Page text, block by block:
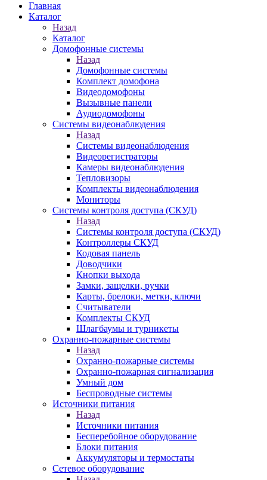
Главная
Каталог
Назад
Каталог
Домофонные системы
Назад
Домофонные системы
Комплект домофона
Видеодомофоны
Вызывные панели
Аудиодомофоны
Системы видеонаблюдения
Назад
Системы видеонаблюдения
Видеорегистраторы
Камеры видеонаблюдения
Тепловизоры
Комплекты видеонаблюдения
Мониторы
Системы контроля доступа (СКУД)
Назад
Системы контроля доступа (СКУД)
Контроллеры СКУД
Кодовая панель
Доводчики
Кнопки выхода
Замки, защелки, ручки
Карты, брелоки, метки, ключи
Считыватели
Комплекты СКУД
Шлагбаумы и турникеты
Охранно-пожарные системы
Назад
Охранно-пожарные системы
Охранно-пожарная сигнализация
Умный дом
Беспроводные системы
Источники питания
Назад
Источники питания
Бесперебойное оборудование
Блоки питания
Аккумуляторы и термостаты
Сетевое оборудование